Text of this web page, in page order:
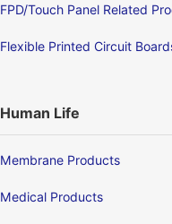
FPD/Touch Panel Related
Flexible Printed Circuit
Human Life
Membrane Products
Medical Products